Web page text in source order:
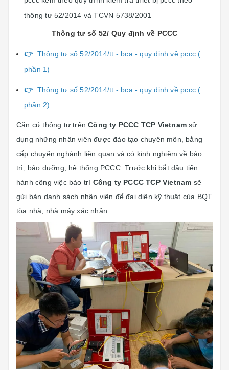
thông tư 52/2014 và TCVN 5738/2001
Thông tư số 52/ Quy định về PCCC
👉 Thông tư số 52/2014/tt - bca - quy định về pccc (
phần 1)
👉 Thông tư số 52/2014/tt - bca - quy định về pccc (
phần 2)
Căn cứ thông tư trênCông ty PCCC TCP Vietnam sử
dụng những nhân viên được đào tạo chuyên môn, bằng
cấp chuyên nghành liên quan và có kinh nghiệm về bảo
trì, bảo dưỡng, hệ thống PCCC. Trước khi bắt đầu tiến
hành công việc bảo trì Công ty PCCC TCP Vietnam sẽ
gửi bản danh sách nhân viên để đại diện kỹ thuật của BQT
tòa nhà, nhà máy xác nhận